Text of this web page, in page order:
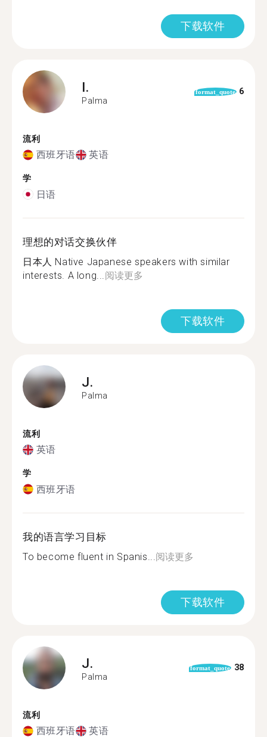
下载软件
I.
Palma
format_quote 6
流利
西班牙语 英语
学
日语
理想的对话交换伙伴
日本人 Native Japanese speakers with similar
interests. A long... 阅读更多
下载软件
J.
Palma
流利
英语
学
西班牙语
我的语言学习目标
To become fluent in Spanis... 阅读更多
下载软件
J.
Palma
format_quote 38
流利
西班牙语 英语